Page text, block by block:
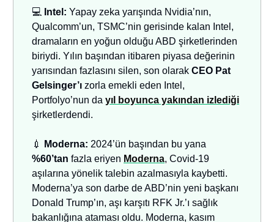
💻 Intel: Yapay zeka yarışında Nvidia’nın,
Qualcomm’un, TSMC’nin gerisinde kalan Intel,
dramaların en yoğun olduğu ABD şirketlerinden
biriydi. Yılın başından itibaren piyasa değerinin
yarısından fazlasını silen, son olarak CEO Pat
Gelsinger’ı zorla emekli eden Intel,
Portfolyo’nun da yıl boyunca yakından izlediği
şirketlerdendi.
💉 Moderna: 2024’ün başından bu yana
%60’tan fazla eriyen Moderna, Covid-19
aşılarına yönelik talebin azalmasıyla kaybetti.
Moderna’ya son darbe de ABD’nin yeni başkanı
Donald Trump’ın, aşı karşıtı RFK Jr.’ı sağlık
bakanlığına ataması oldu. Moderna, kasım